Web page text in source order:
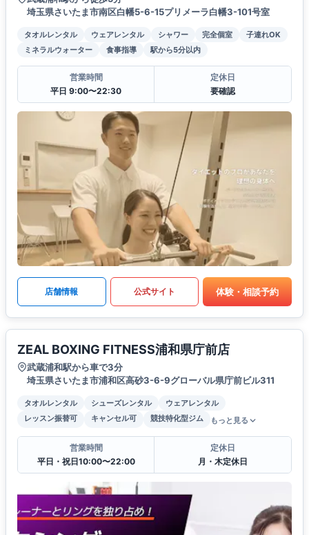
埼玉県さいたま市南区白幡5-6-15プリメーラ白幡3-101号室
タオルレンタル ウェアレンタル シャワー 完全個室
子連れOK
ミネラルウォーター
食事指導 駅から5分以内
営業時間
平日 9:00〜22:30
定休日
要確認
店舗情報 公式サイト 体験・相談予約
ZEAL BOXING FITNESS浦和県庁前店
武蔵浦和駅から車で3分
埼玉県さいたま市浦和区高砂3-6-9グローバル県庁前ビル311
タオルレンタル シューズレンタル
ウェアレンタル
レッスン振替可
キャンセル可 競技特化型ジム もっと見る
営業時間
平日・祝日10:00〜22:00
定休日
月・木定休日